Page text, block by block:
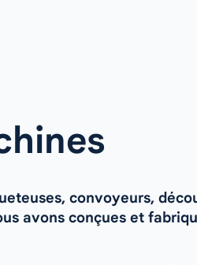
convoyeurs,
avons conçues et